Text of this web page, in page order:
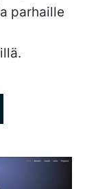
parhaille